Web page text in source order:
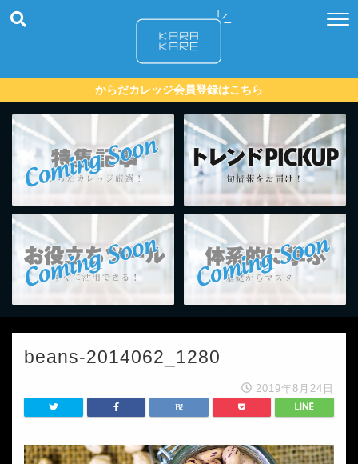
からだカレッジ会員登録はこちら
beans-2014062_1280
2019年8月24日